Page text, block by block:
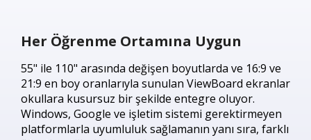
Her Öğrenme Ortamına Uygun
55" ile 110" arasında değişen boyutlarda ve 16:9 ve
21:9 en boy oranlarıyla sunulan ViewBoard ekranlar
okullara kusursuz bir şekilde entegre oluyor.
Windows, Google ve işletim sistemi gerektirmeyen
platformlarla uyumluluk sağlamanın yanı sıra, farklı